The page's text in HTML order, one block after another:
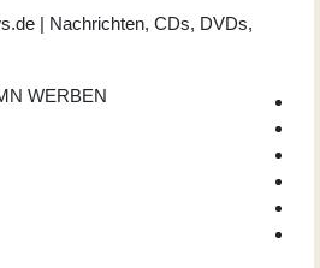
| Nachrichten, CDs, DVDs,
WERBEN